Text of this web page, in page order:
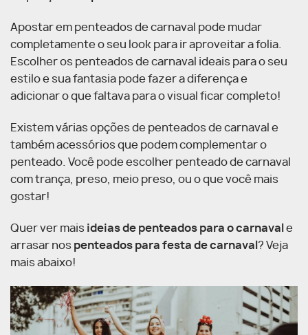
Apostar em penteados de carnaval pode mudar
completamente o seu look para ir aproveitar a folia.
Escolher os penteados de carnaval ideais para o seu
estilo e sua fantasia pode fazer a diferença e
adicionar o que faltava para o visual ficar completo!
Existem várias opções de penteados de carnaval e
também acessórios que podem complementar o
penteado. Você pode escolher penteado de carnaval
com trança, preso, meio preso, ou o que você mais
gostar!
Quer ver mais ideias de penteados para o carnaval e
arrasar nos penteados para festa de carnaval ? Veja
mais abaixo!